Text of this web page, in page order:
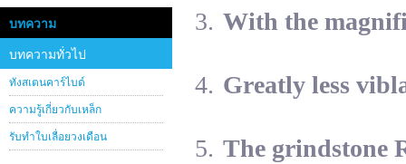
บทความ
บทความทั่วไป
ทังสเตนคาร์ไบด์
ความรู้เกี่ยวกับเหล็ก
รับทำใบเลื่อยวงเดือน
With the
Greatly less
The grindstone